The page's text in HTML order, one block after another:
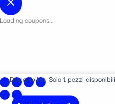
Loading coupons...
Disponibilità:Solo 1 pezzi disponibili
Champagne
Petit
Meslier